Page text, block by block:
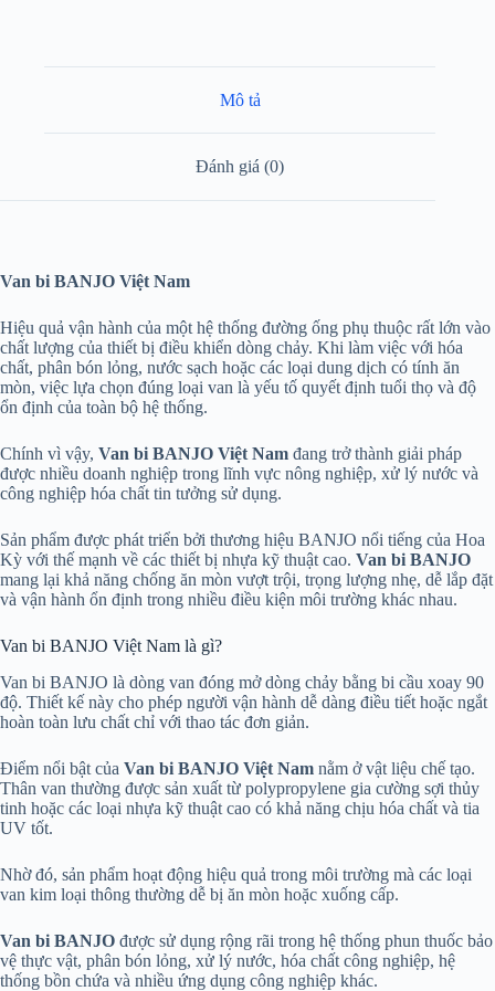
Mô tả
Đánh giá (0)
Van bi BANJO Việt Nam
Hiệu quả vận hành của một hệ thống đường ống phụ thuộc rất lớn vào
chất lượng của thiết bị điều khiển dòng chảy. Khi làm việc với hóa
chất, phân bón lỏng, nước sạch hoặc các loại dung dịch có tính ăn
mòn, việc lựa chọn đúng loại van là yếu tố quyết định tuổi thọ và độ
ổn định của toàn bộ hệ thống.
Chính vì vậy, Van bi BANJO Việt Nam đang trở thành giải pháp
được nhiều doanh nghiệp trong lĩnh vực nông nghiệp, xử lý nước và
công nghiệp hóa chất tin tưởng sử dụng.
Sản phẩm được phát triển bởi thương hiệu BANJO nổi tiếng của Hoa
Kỳ với thế mạnh về các thiết bị nhựa kỹ thuật cao. Van bi BANJO
mang lại khả năng chống ăn mòn vượt trội, trọng lượng nhẹ, dễ lắp đặt
và vận hành ổn định trong nhiều điều kiện môi trường khác nhau.
Van bi BANJO Việt Nam là gì?
Van bi BANJO là dòng van đóng mở dòng chảy bằng bi cầu xoay 90
độ. Thiết kế này cho phép người vận hành dễ dàng điều tiết hoặc ngắt
hoàn toàn lưu chất chỉ với thao tác đơn giản.
Điểm nổi bật của Van bi BANJO Việt Nam nằm ở vật liệu chế tạo.
Thân van thường được sản xuất từ polypropylene gia cường sợi thủy
tinh hoặc các loại nhựa kỹ thuật cao có khả năng chịu hóa chất và tia
UV tốt.
Nhờ đó, sản phẩm hoạt động hiệu quả trong môi trường mà các loại
van kim loại thông thường dễ bị ăn mòn hoặc xuống cấp.
Van bi BANJO được sử dụng rộng rãi trong hệ thống phun thuốc bảo
vệ thực vật, phân bón lỏng, xử lý nước, hóa chất công nghiệp, hệ
thống bồn chứa và nhiều ứng dụng công nghiệp khác.